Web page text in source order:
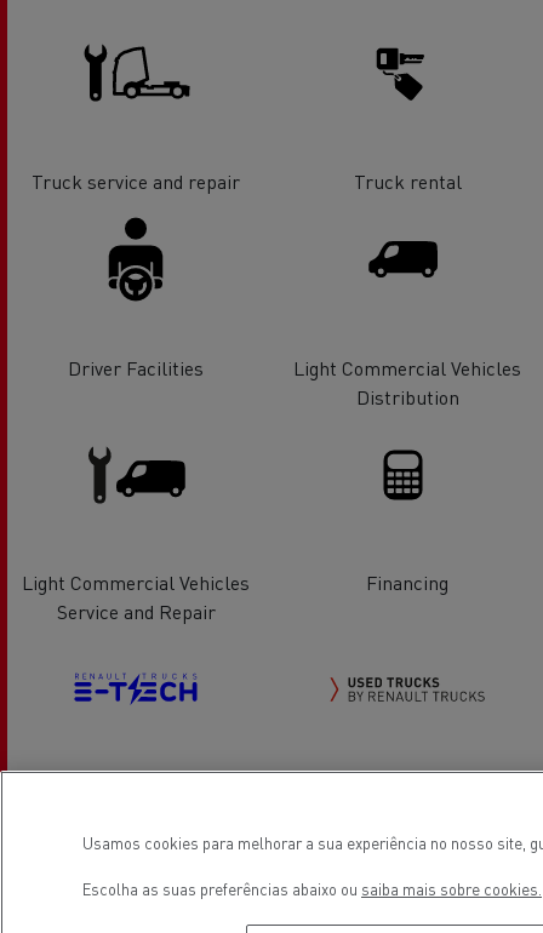
Truck service and repair Truck rental
Driver Facilities
Light Commercial Vehicles
Distribution
Light Commercial Vehicles
Service and Repair
Financing
Localização
Usamos cookies para melhorar a sua experiência no nosso site,
Escolha as suas preferências abaixo ou saiba mais sobre cookies.